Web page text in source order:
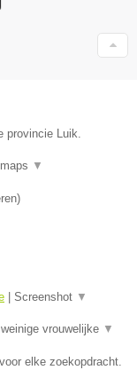
provincie Luik.
▼
)
| Screenshot ▼
vrouwelijke ▼
elke zoekopdracht.